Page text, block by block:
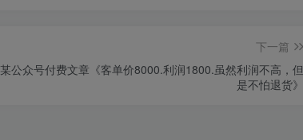
下一篇
某公众号付费文章《客单价8000.利润1800.虽然利润不高，但
是不怕退货》